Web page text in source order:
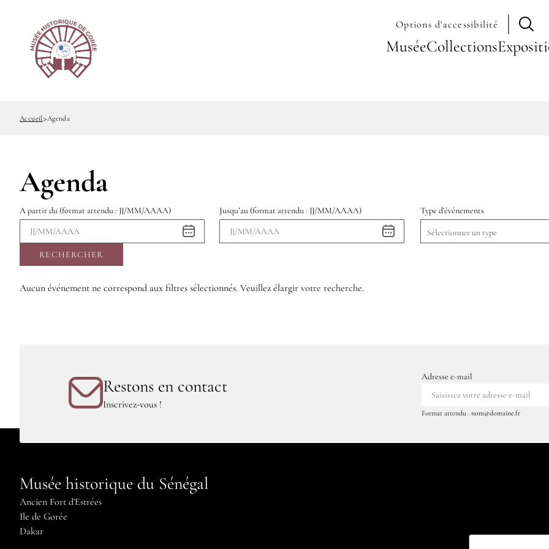
d'accessibilité
principal
Options d'accessibilité
Navigation
MuséeCollections
Accueil Agenda
Agenda
Événements
mis
en
A partir du (format attendu : JJ/MM/AAAA) Jusqu’au (format attendu : JJ/MM/AAAA) Type d'événements
Type
d'événements
Sélectionner un type
RECHERCHER
Aucun événement ne correspond aux filtres sélectionnés. Veuillez élargir votre recherche.
Restons en contact
Inscrivez-vous !
Adresse e-mail
Format attendu : nom@domaine.fr
Musée historique du Sénégal
Ancien Fort d'Estrées
Ile de Gorée
Dakar